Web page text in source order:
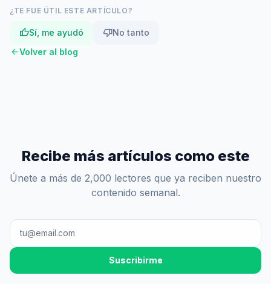
¿TE FUE ÚTIL ESTE ARTÍCULO?
thumb_upSí, me ayudó thumb_downNo tanto
arrow_backVolver al blog
Recibe más artículos como este
Únete a más de 2,000 lectores que ya reciben nuestro
contenido semanal.
Suscribirme